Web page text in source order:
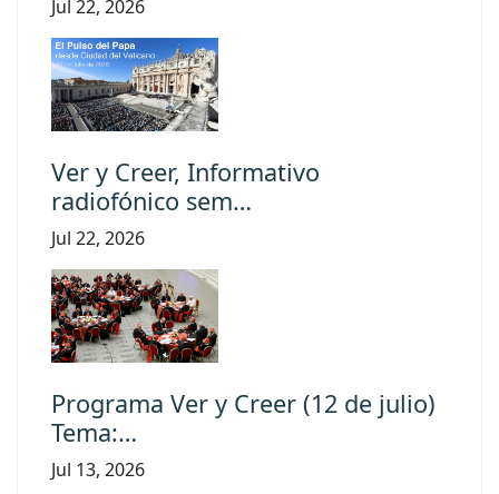
Jul 22, 2026
Ver y Creer, Informativo
radiofónico sem…
Jul 22, 2026
Programa Ver y Creer (12 de julio)
Tema:…
Jul 13, 2026